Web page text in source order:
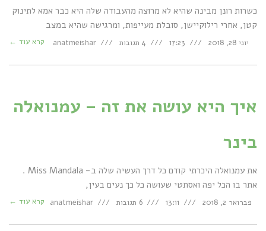
כשרות רונן מבינה שהיא לא מרוצה מהעבודה שלה היא כבר אמא לתינוק
קטן, אחרי רילוקיישן, סובלת מעייפות, ומרגישה שהיא במצב
יוני 28, 2018 17:23 4 תגובות anatmeishar קרא עוד ←
איך היא עושה את זה – עמנואלה
בינר
את עמנואלה היכרתי קודם כל דרך העשיה שלה ב- Miss Mandala .
אתר בו הכל יפה ואסתטי שעושה כל כך נעים בעין,
פברואר 2, 2018 13:11 6 תגובות anatmeishar קרא עוד ←